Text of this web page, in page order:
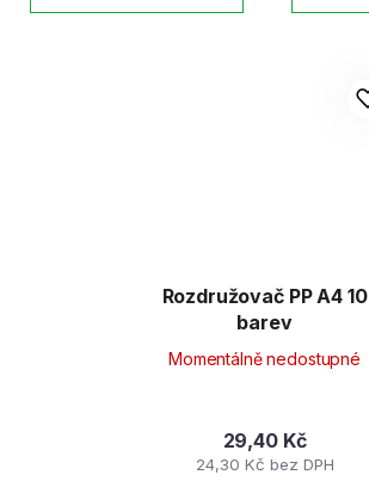
Rozdružovač PP A4 10
barev
Momentálně nedostupné
24,30 Kč bez DPH
29,40 Kč